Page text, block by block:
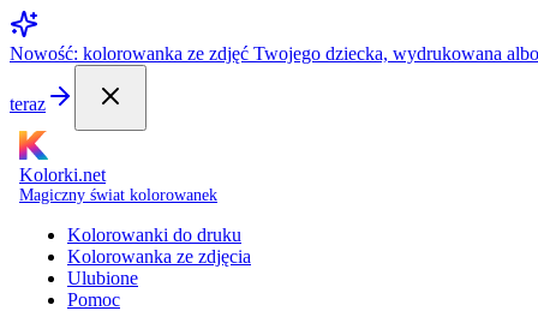
Nowość: kolorowanka ze zdjęć Twojego dziecka, wydrukowana
teraz
Kolorki.net
Magiczny świat kolorowanek
Kolorowanki do druku
Kolorowanka ze zdjęcia
Ulubione
Pomoc